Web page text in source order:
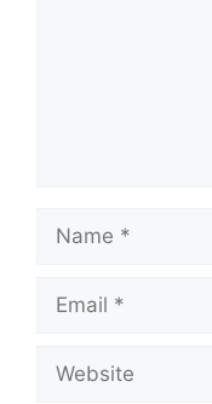
Name
Email
Website